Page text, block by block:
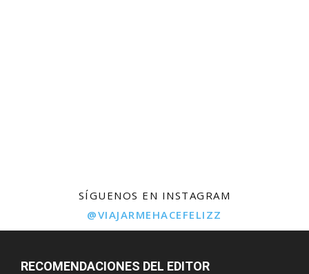
SÍGUENOS EN INSTAGRAM
@VIAJARMEHACEFELIZZ
RECOMENDACIONES DEL EDITOR